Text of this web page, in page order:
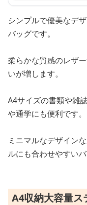
シンプルで優美なデ
バッグです。
柔らかな質感のレザ
いが増します。
A4サイズの書類や雑
や通学にも便利です。
ミニマルなデザイン
ルにも合わせやすいバ
A4収納大容量ス